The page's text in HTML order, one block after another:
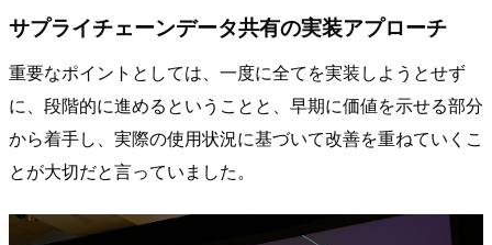
サプライチェーンデータ共有の実装アプローチ
重要なポイントとしては、一度に全てを実装しようとせず
に、段階的に進めるということと、早期に価値を示せる部分
から着手し、実際の使用状況に基づいて改善を重ねていくこ
とが大切だと言っていました。